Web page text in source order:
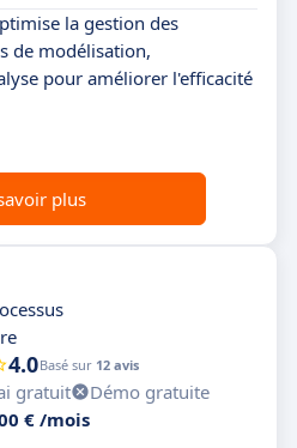
la gestion des
de modélisation,
pour améliorer l'efficacité
plus
4.0Basé sur 12 avis
gratuit
Démo gratuite
€ /mois